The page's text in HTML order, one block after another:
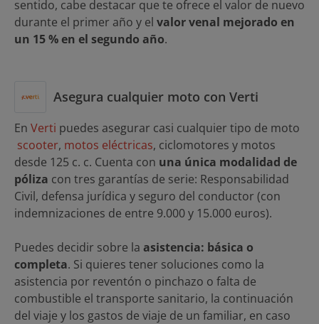
sentido, cabe destacar que te ofrece el valor de nuevo
durante el primer año y el valor venal mejorado en
un 15 % en el segundo año.
Asegura cualquier moto con Verti
En Verti puedes asegurar casi cualquier tipo de moto
scooter, motos eléctricas, ciclomotores y motos
desde 125 c. c. Cuenta con una única modalidad de
póliza con tres garantías de serie: Responsabilidad
Civil, defensa jurídica y seguro del conductor (con
indemnizaciones de entre 9.000 y 15.000 euros).
Puedes decidir sobre la asistencia: básica o
completa. Si quieres tener soluciones como la
asistencia por reventón o pinchazo o falta de
combustible el transporte sanitario, la continuación
del viaje y los gastos de viaje de un familiar, en caso